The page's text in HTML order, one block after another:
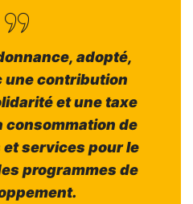
adopté,
une contribution
et une taxe
consommation de
services pour le
programmes de